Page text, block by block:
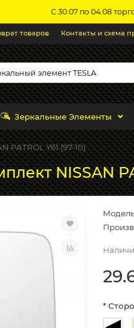
С 30.07 по 04.08
товаров Контакты и схема
Зеркальные Элементы
PATROL Y61 (97-10)
NISSAN
*